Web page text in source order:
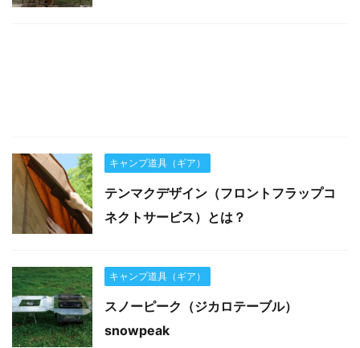
キャンプ道具（ギア）
テンマクデザイン（フロントフラップコ
ネクトサービス）とは？
キャンプ道具（ギア）
スノーピーク（ジカロテーブル）
snowpeak